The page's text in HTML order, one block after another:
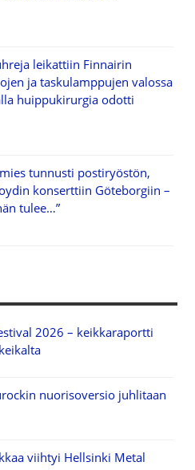
leikattiin Finnairin
ja taskulamppujen valossa
huippukirurgia odotti
tunnusti postiryöstön,
konserttiin Göteborgiin –
tulee…”
2026 – keikkaraportti
nuorisoversio juhlitaan
viihtyi Hellsinki Metal